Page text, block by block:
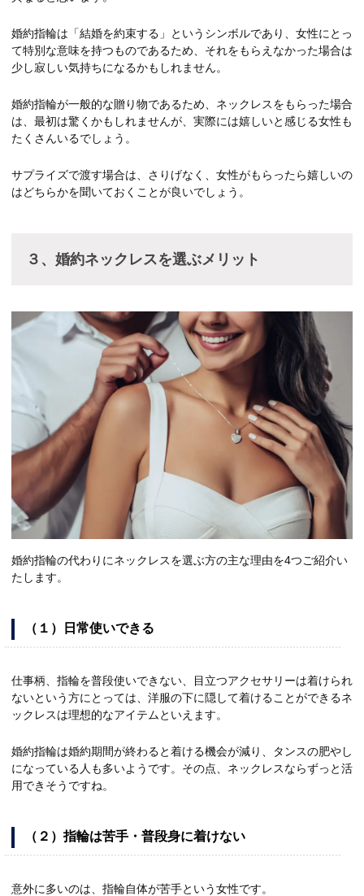
婚約指輪は「結婚を約束する」というシンボルであり、女性にとっ
て特別な意味を持つものであるため、それをもらえなかった場合は
少し寂しい気持ちになるかもしれません。
婚約指輪が一般的な贈り物であるため、ネックレスをもらった場合
は、最初は驚くかもしれませんが、実際には嬉しいと感じる女性も
たくさんいるでしょう。
サプライズで渡す場合は、さりげなく、女性がもらったら嬉しいの
はどちらかを聞いておくことが良いでしょう。
３、婚約ネックレスを選ぶメリット
婚約指輪の代わりにネックレスを選ぶ方の主な理由を4つご紹介い
たします。
（１）日常使いできる
仕事柄、指輪を普段使いできない、目立つアクセサリーは着けられ
ないという方にとっては、洋服の下に隠して着けることができるネ
ックレスは理想的なアイテムといえます。
婚約指輪は婚約期間が終わると着ける機会が減り、タンスの肥やし
になっている人も多いようです。その点、ネックレスならずっと活
用できそうですね。
（２）指輪は苦手・普段身に着けない
意外に多いのは、指輪自体が苦手という女性です。